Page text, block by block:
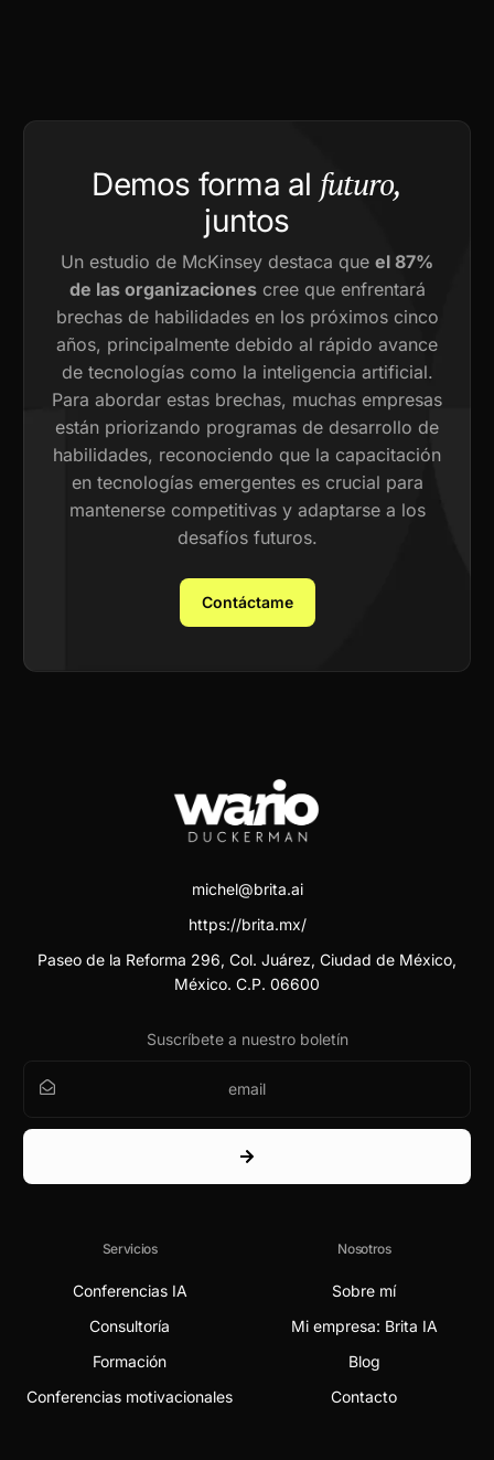
Demos forma al futuro,
juntos
Un estudio de McKinsey destaca que el 87%
de las organizacionescree que enfrentará
brechas de habilidades en los próximos cinco
años, principalmente debido al rápido avance
de tecnologías como la inteligencia artificial.
Para abordar estas brechas, muchas empresas
están priorizando programas de desarrollo de
habilidades, reconociendo que la capacitación
en tecnologías emergentes es crucial para
mantenerse competitivas y adaptarse a los
desafíos futuros.
Contáctame
michel@brita.ai
https://brita.mx/
Paseo de la Reforma 296, Col. Juárez, Ciudad de México,
México. C.P. 06600
Suscríbete a nuestro boletín
Servicios
Conferencias IA
Consultoría
Formación
Conferencias motivacionales
Nosotros
Sobre mí
Mi empresa: Brita IA
Blog
Contacto